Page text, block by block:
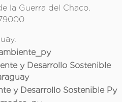
la Guerra del Chaco.
y Desarrollo Sostenible
y Desarrollo Sostenible Py